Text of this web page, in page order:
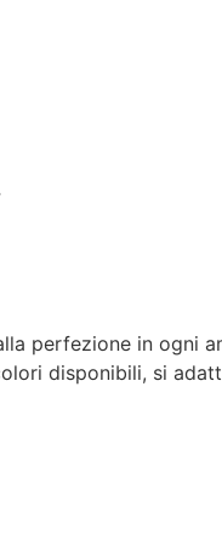
perfezione in ogni
disponibili, si